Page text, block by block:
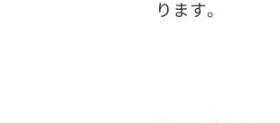
ります。